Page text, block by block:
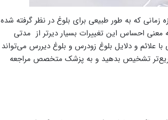
زمانی که به طور طبیعی برای بلوغ در نظر گرفته شده
احساس این تغییرات بسیار دیرتر از مدتی
علائم و دلایل بلوغ زودرس و بلوغ دیررس می‌تواند
سریع‌تر تشخیص بدهید و به پزشک متخصص مراجعه